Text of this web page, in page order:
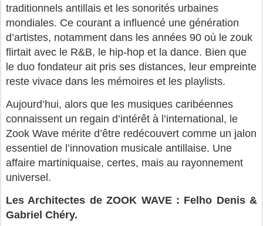
traditionnels antillais et les sonorités urbaines
mondiales. Ce courant a influencé une génération
d’artistes, notamment dans les années 90 où le zouk
flirtait avec le R&B, le hip-hop et la dance. Bien que
le duo fondateur ait pris ses distances, leur empreinte
reste vivace dans les mémoires et les playlists.
Aujourd’hui, alors que les musiques caribéennes
connaissent un regain d’intérêt à l’international, le
Zook Wave mérite d’être redécouvert comme un jalon
essentiel de l’innovation musicale antillaise. Une
affaire martiniquaise, certes, mais au rayonnement
universel.
Les Architectes de ZOOK WAVE : Felho Denis &
Gabriel Chéry.